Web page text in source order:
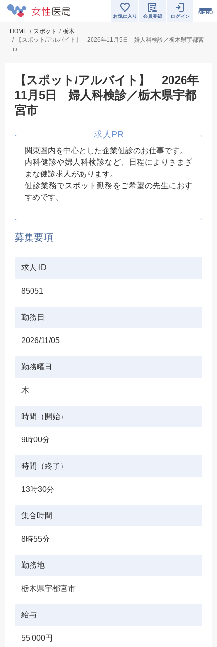
MENU
お気に入り 会員登録 ログイン
HOME スポット
栃木
【スポット/アルバイト】 2026年11月5日 婦人科検診／栃木県宇都宮
市
【スポット/アルバイト】 2026年
11月5日 婦人科検診／栃木県宇都
宮市
関東圏内を中心とした企業健診のお仕事です。
内科健診や婦人科検診など、日程によりさまざ
まな健診求人があります。
健診業務でスポット勤務をご希望の先生におす
すめです。
募集要項
求人 ID
85051
勤務日
2026/11/05
勤務曜日
木
時間（開始）
9時00分
時間（終了）
13時30分
集合時間
8時55分
勤務地
栃木県宇都宮市
給与
55,000円